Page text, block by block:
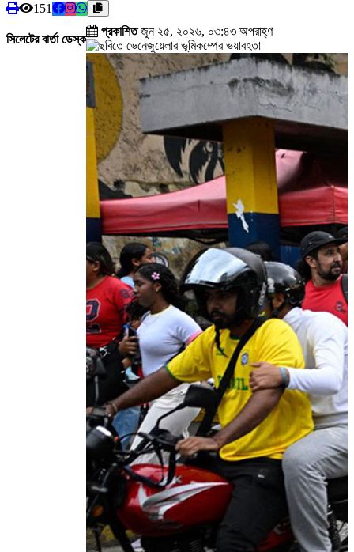
151
সিলেটের বার্তা ডেস্ক
প্রকাশিতজুন ২৫, ২০২৬, ০৩:৪৩ অপরাহ্ণ